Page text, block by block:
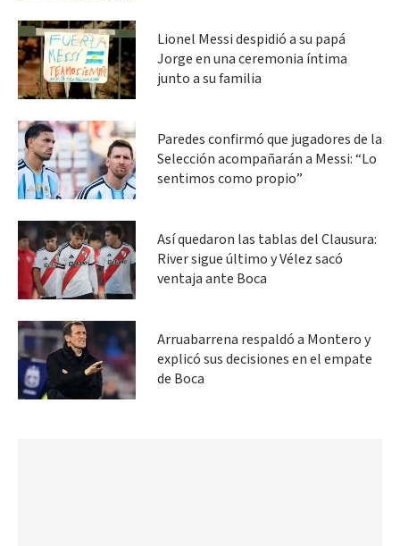
Lionel Messi despidió a su papá
Jorge en una ceremonia íntima
junto a su familia
Paredes confirmó que jugadores de la
Selección acompañarán a Messi: “Lo
sentimos como propio”
Así quedaron las tablas del Clausura:
River sigue último y Vélez sacó
ventaja ante Boca
Arruabarrena respaldó a Montero y
explicó sus decisiones en el empate
de Boca